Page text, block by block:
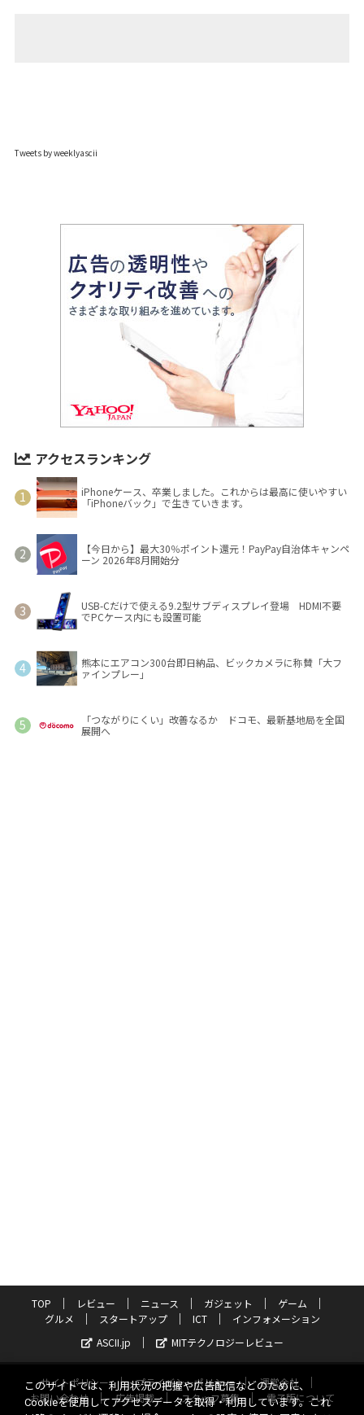
Tweets by weeklyascii
アクセスランキング
iPhoneケース、卒業しました。これからは最高に使いやすい
「iPhoneバック」で生きていきます。
【今日から】最大30％ポイント還元！PayPay自治体キャンペ
ーン 2026年8月開始分
USB-Cだけで使える9.2型サブディスプレイ登場 HDMI不要
でPCケース内にも設置可能
熊本にエアコン300台即日納品、ビックカメラに称賛「大フ
ァインプレー」
「つながりにくい」改善なるか ドコモ、最新基地局を全国
展開へ
TOP レビュー ニュース ガジェット
ゲーム
グルメ
スタートアップ ICT
インフォメーション
ASCII.jp
MITテクノロジーレビュー
サイトポリシー プライバシーポリシー
運営会社
お問い合わせ
広告掲載 スタッフ募集
電子版について
このサイトでは、利用状況の把握や広告配信などのために、
Cookieを使用してアクセスデータを取得・利用しています。これ